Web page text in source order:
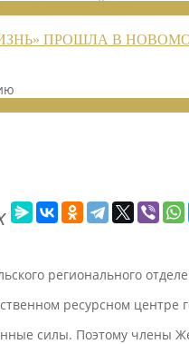
ПРОШЛА В
регионального
ресурсном центре
силы. Поэтому члены